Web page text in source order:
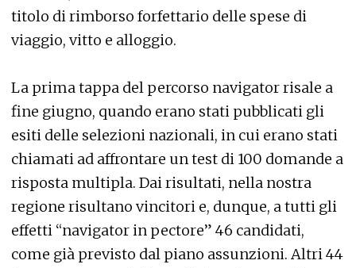
titolo di rimborso forfettario delle spese di
viaggio, vitto e alloggio.
La prima tappa del percorso navigator risale a
fine giugno, quando erano stati pubblicati gli
esiti delle selezioni nazionali, in cui erano stati
chiamati ad affrontare un test di 100 domande a
risposta multipla. Dai risultati, nella nostra
regione risultano vincitori e, dunque, a tutti gli
effetti “navigator in pectore” 46 candidati,
come già previsto dal piano assunzioni. Altri 44